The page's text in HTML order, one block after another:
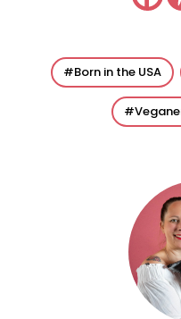
Born in the USA